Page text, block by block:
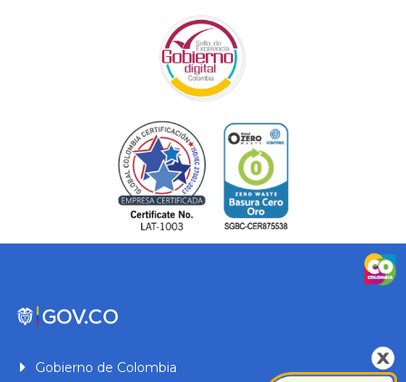
Gobierno de Colombia